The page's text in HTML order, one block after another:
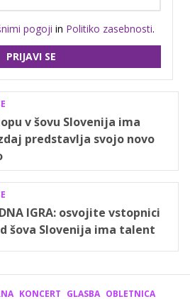
pogoji in Politiko zasebnosti.
PRIJAVI SE
v šovu Slovenija ima
predstavlja svojo novo
IGRA: osvojite vstopnici
šova Slovenija ima talent
KONCERT GLASBA OBLETNICA